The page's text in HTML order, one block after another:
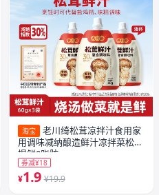
淘宝
老川绮松茸凉拌汁食用家
用调味减纳酿造鲜汁凉拌菜松茸
提鲜0脂肪
券减¥18
¥1.9 ¥19.9